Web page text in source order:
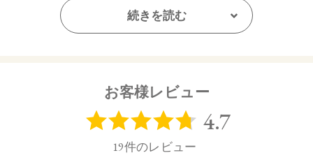
ンイラン花油、ラバンデュラハイブリダ油、アオモジ果実
油、ベルガモット果皮油、オレンジ油、トコフェロール
店舗でお問い合わせの際には、下記品番をお伝え下さい。
続きを読む
お客様レビュー